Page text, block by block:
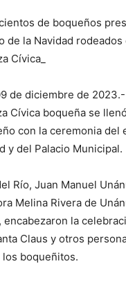
de boqueños
de la Navidad rodeados
Cívica_
de diciembre de
Cívica boqueña se
con la ceremonia del
y del Palacio Municipal.
Río, Juan Manuel
Melina Rivera de
encabezaron la
Claus y otros
boqueñitos.